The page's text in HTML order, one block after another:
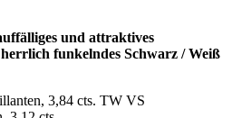
und attraktives
funkelndes Schwarz / Weiß
3,84 cts. TW VS